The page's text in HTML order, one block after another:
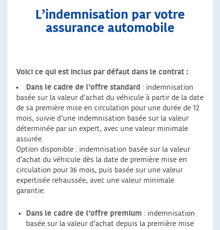
L’indemnisation par votre
assurance automobile
Voici ce qui est inclus par défaut dans le contrat :
Dans le cadre de l’offre standard : indemnisation
basée sur la valeur d’achat du véhicule à partir de la date
de sa première mise en circulation pour une durée de 12
mois, suivie d’une indemnisation basée sur la valeur
déterminée par un expert, avec une valeur minimale
assurée.
Option disponible : indemnisation basée sur la valeur
d’achat du véhicule dès la date de première mise en
circulation pour 36 mois, puis basée sur une valeur
expertisée rehaussée, avec une valeur minimale
garantie.
Dans le cadre de l’offre premium : indemnisation
basée sur la valeur d’achat depuis la première mise